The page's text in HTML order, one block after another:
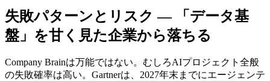
失敗パターンと​​リスク — ​「データ基
盤」を​​甘く​​見た​​企業から​​落ちる
Company Brainは​万能ではない。​むしろAIプロジェクト全般
の​失敗確率は​高い。​Gartnerは、​2027年末までに​エージェンテ